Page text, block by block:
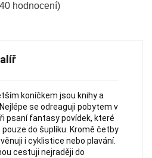
hodnocení)
koníčkem jsou knihy a
se odreaguji pobytem v
psaní fantasy povídek, které
do šuplíku. Kromě četby
i cyklistice nebo plavání.
cestuji nejraději do